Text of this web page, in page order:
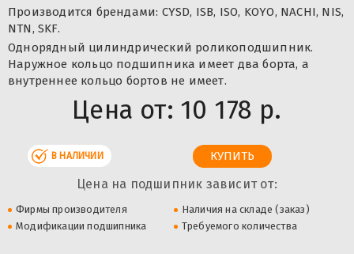
Производится брендами: CYSD, ISB, ISO, KOYO, NACHI, NIS,
NTN, SKF.
Однорядный цилиндрический роликоподшипник.
Наружное кольцо подшипника имеет два борта, а
внутреннее кольцо бортов не имеет.
Цена от: 10 178 р.
В НАЛИЧИИ
Цена на подшипник зависит от:
Фирмы производителя
Наличия на складе (заказ)
Модификации подшипника
Требуемого количества